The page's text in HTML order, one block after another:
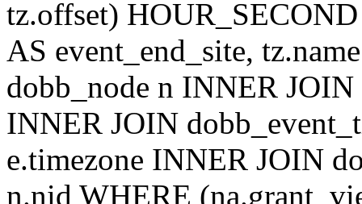
tz.offset)
AS event_end_site,
dobb_node n INNER
INNER JOIN
e.timezone INNER JOIN
n.nid WHERE